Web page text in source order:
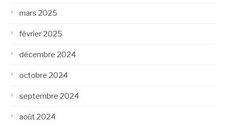
mars 2025
février 2025
décembre 2024
octobre 2024
septembre 2024
août 2024